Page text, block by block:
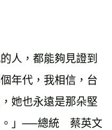
人，都能夠見證到
年代，我相信，台
她也永遠是那朵堅
」──總統　蔡英文